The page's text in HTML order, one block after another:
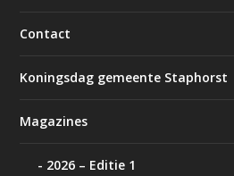
Contact
Koningsdag gemeente Staphorst
Magazines
2026 – Editie 1